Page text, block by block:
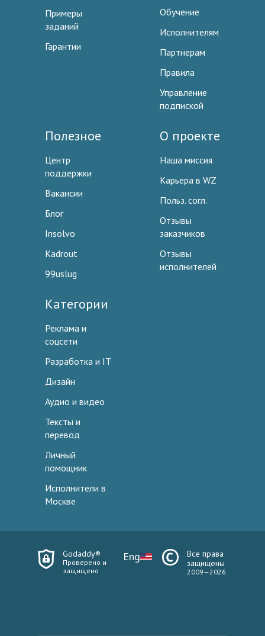
Примеры
заданий
Гарантии
Обучение
Исполнителям
Партнерам
Правила
Управление
подпиской
Полезное
Центр
поддержки
Вакансии
Блог
Insolvo
Kadrout
99uslug
О проекте
Наша миссия
Карьера в WZ
Польз. согл.
Отзывы
заказчиков
Отзывы
исполнителей
Категории
Реклама и
соцсети
Разработка и IT
Дизайн
Аудио и видео
Тексты и
перевод
Личный
помощник
Исполнители в
Москве
Godaddy®
Проверено и
защищено
Eng
Все права
защищены
2009—2026